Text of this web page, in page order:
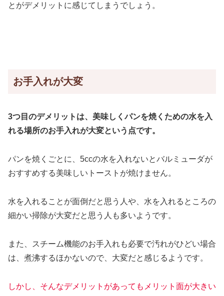
とがデメリットに感じてしまうでしょう。
お手入れが大変
3つ目のデメリットは、美味しくパンを焼くための水を入
れる場所のお手入れが大変という点です。
パンを焼くごとに、5ccの水を入れないとバルミューダが
おすすめする美味しいトーストが焼けません。
水を入れることが面倒だと思う人や、水を入れるところの
細かい掃除が大変だと思う人も多いようです。
また、スチーム機能のお手入れも必要で汚れがひどい場合
は、煮沸するほかないので、大変だと感じるようです。
しかし、そんなデメリットがあってもメリット面が大きい